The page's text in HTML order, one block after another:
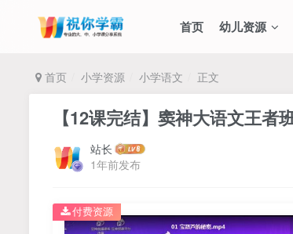
首页 幼儿资源
首页 小学资源 小学语文 正文
【12课完结】窦神大语文王
站长
1年前发布
付费资源